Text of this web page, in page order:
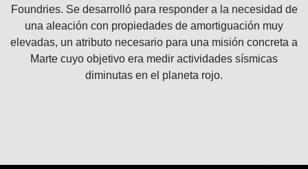
Foundries. Se desarrolló para responder a la necesidad de
una aleación con propiedades de amortiguación muy
elevadas, un atributo necesario para una misión concreta a
Marte cuyo objetivo era medir actividades sísmicas
diminutas en el planeta rojo.